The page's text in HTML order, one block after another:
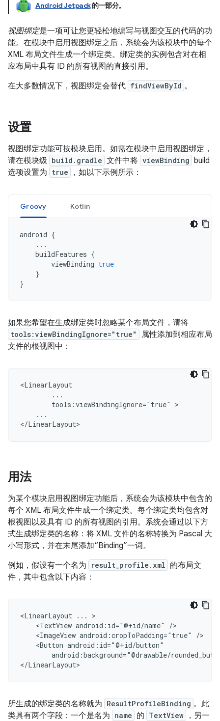
Android Jetpack的一部分。
视图绑定是一项可让您更轻松地编写与视图交互的代码的功
能。在模块中启用视图绑定之后，系统会为该模块中的每个
XML 布局文件生成一个绑定类。 绑定类的实例包含对在相
应布局中具有 ID 的所有视图的直接引用。
在大多数情况下，视图绑定会替代 findViewById 。
设置
视图绑定功能可按模块启用。如需在模块中启用视图绑定，
请在模块级 build.gradle 文件中将 viewBinding build
选项设置为 true ，如以下示例所示：
Groovy Kotlin
android {
...
buildFeatures {
viewBinding true
}
}
如果您希望在生成绑定类时忽略某个布局文件，请将
tools:viewBindingIgnore="true"
属性添加到相应布局
文件的根视图中：
tools:viewBindingIgnore="true"
...
用法
为某个模块启用视图绑定功能后，系统会为该模块中包含的
每个 XML 布局文件生成一个绑定类。每个绑定类均包含对
根视图以及具有 ID 的所有视图的引用。系统会通过以下方
式生成绑定类的名称：将 XML 文件的名称转换为 Pascal 大
小写形式，并在末尾添加“Binding”一词。
例如，假设有一个名为
result_profile.xml 的布局文
件，其中包含以下内容：
<LinearLayout ...
<TextView android:id="@+id/name"
<ImageView android:cropToPadding="true"
<Button
android:background="@drawable/
所生成的绑定类的名称就为 ResultProfileBinding 。此
类具有两个字段：一个是名为 name 的 TextView
，另一